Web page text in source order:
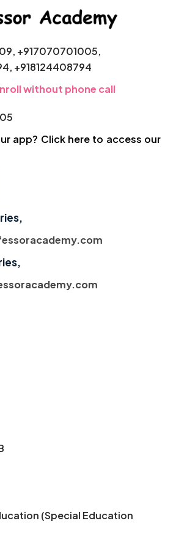
+917070701005,
+918124408794
without phone call
app? Click here to access our
(Special Education